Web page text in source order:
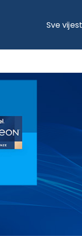
Sve
U STVARNIM RADNIM